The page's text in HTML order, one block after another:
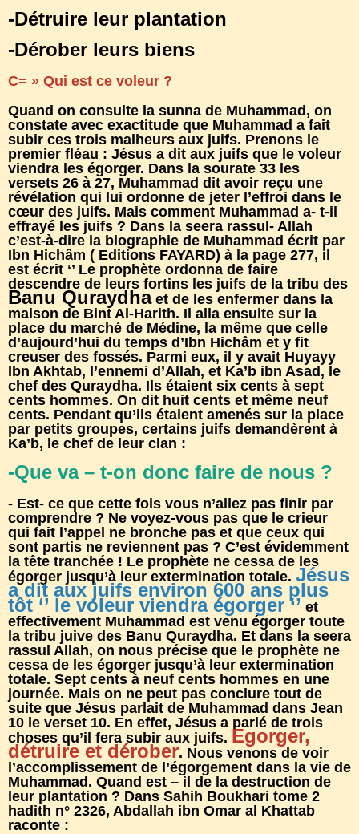
-Détruire leur plantation
-Dérober leurs biens
C= » Qui est ce voleur ?
Quand on consulte la sunna de Muhammad, on
constate avec exactitude que Muhammad a fait
subir ces trois malheurs aux juifs. Prenons le
premier fléau : Jésus a dit aux juifs que le voleur
viendra les égorger. Dans la sourate 33 les
versets 26 à 27, Muhammad dit avoir reçu une
révélation qui lui ordonne de jeter l’effroi dans le
cœur des juifs. Mais comment Muhammad a- t-il
effrayé les juifs ? Dans la seera rassul- Allah
c’est-à-dire la biographie de Muhammad écrit par
Ibn Hichâm ( Editions FAYARD) à la page 277, il
est écrit ‘’ Le prophète ordonna de faire
descendre de leurs fortins les juifs de la tribu des
Banu Quraydhaet de les enfermer dans la
maison de Bint Al-Harith. Il alla ensuite sur la
place du marché de Médine, la même que celle
d’aujourd’hui du temps d’Ibn Hichâm et y fit
creuser des fossés. Parmi eux, il y avait Huyayy
Ibn Akhtab, l’ennemi d’Allah, et Ka’b ibn Asad, le
chef des Quraydha. Ils étaient six cents à sept
cents hommes. On dit huit cents et même neuf
cents. Pendant qu’ils étaient amenés sur la place
par petits groupes, certains juifs demandèrent à
Ka’b, le chef de leur clan :
-Que va – t-on donc faire de nous ?
- Est- ce que cette fois vous n’allez pas finir par
comprendre ? Ne voyez-vous pas que le crieur
qui fait l’appel ne bronche pas et que ceux qui
sont partis ne reviennent pas ? C’est évidemment
la tête tranchée ! Le prophète ne cessa de les
égorger jusqu’à leur extermination totale. Jésus
a dit aux juifs environ 600 ans plus
tôt ‘’ le voleur viendra égorger ‘’ et
effectivement Muhammad est venu égorger toute
la tribu juive des Banu Quraydha. Et dans la seera
rassul Allah, on nous précise que le prophète ne
cessa de les égorger jusqu’à leur extermination
totale. Sept cents à neuf cents hommes en une
journée. Mais on ne peut pas conclure tout de
suite que Jésus parlait de Muhammad dans Jean
10 le verset 10. En effet, Jésus a parlé de trois
choses qu’il fera subir aux juifs. Egorger,
détruire et dérober. Nous venons de voir
l’accomplissement de l’égorgement dans la vie de
Muhammad. Quand est – il de la destruction de
leur plantation ? Dans Sahih Boukhari tome 2
hadith n° 2326, Abdallah ibn Omar al Khattab
raconte :